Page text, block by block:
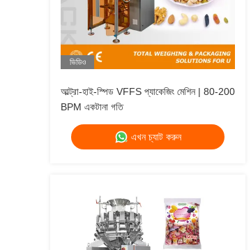
ভিডিও
আল্ট্রা-হাই-স্পিড VFFS প্যাকেজিং মেশিন | 80-200
BPM একটানা গতি
এখন চ্যাট করুন